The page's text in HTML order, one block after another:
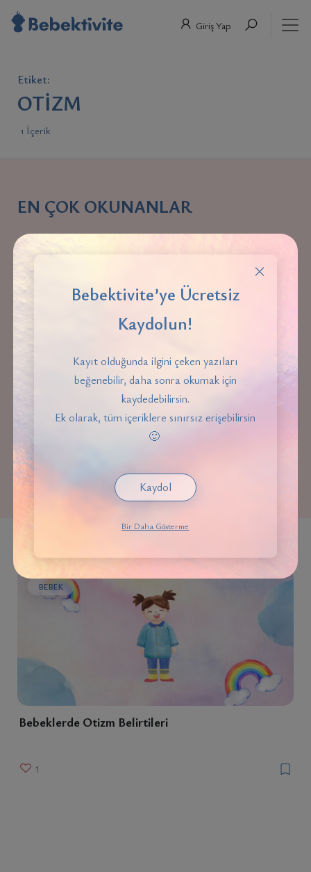
Giriş Yap
Etiket:
OTIZM
1 İçerik
EN ÇOK OKUNANLAR
Bebeklerde Otizm Belirtileri
BEBEK
Bebeklerde Otizm Belirtileri
1
Bebektivite’ye Ücretsiz
Kaydolun!
Kayıt olduğunda ilgini çeken yazıları
beğenebilir, daha sonra okumak için
kaydedebilirsin.
Ek olarak, tüm içeriklere sınırsız erişebilirsin
🙂
Kaydol
Bir Daha Gösterme